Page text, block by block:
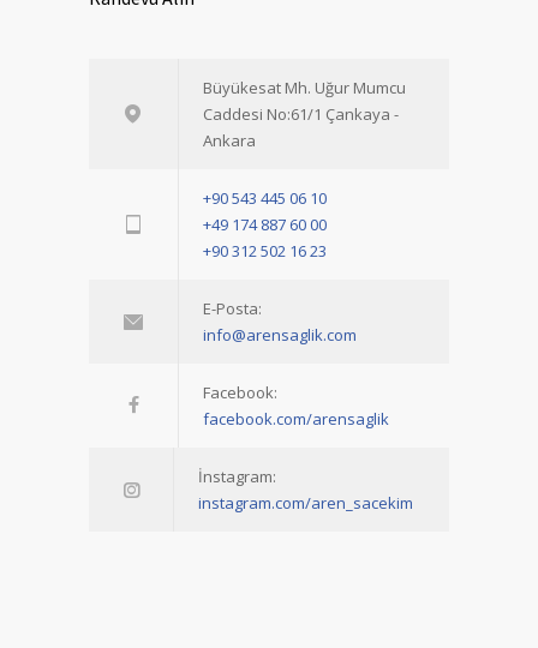
Büyükesat Mh. Uğur Mumcu
Caddesi No:61/1 Çankaya -
Ankara
+90 543 445 06 10
+49 174 887 60 00
+90 312 502 16 23
E-Posta:
info@arensaglik.com
Facebook:
facebook.com/arensaglik
İnstagram:
instagram.com/aren_sacekim